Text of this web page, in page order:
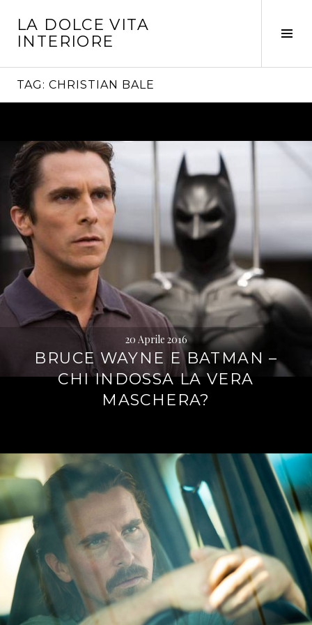
contenuto
LA DOLCE VITA
INTERIORE
TAG: CHRISTIAN BALE
20 Aprile 2016
BRUCE WAYNE E BATMAN –
CHI INDOSSA LA VERA
MASCHERA?